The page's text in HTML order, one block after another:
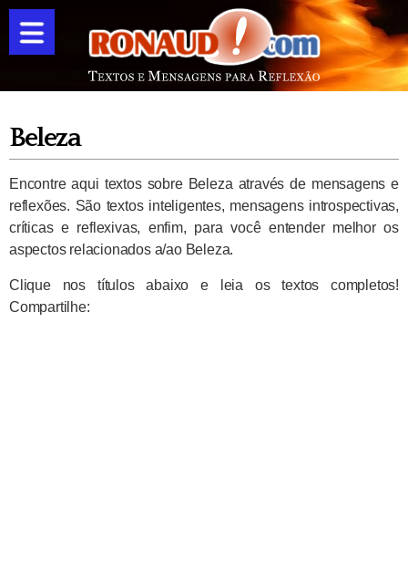
Beleza
Encontre aqui textos sobre Beleza através de mensagens e
reflexões. São textos inteligentes, mensagens introspectivas,
críticas e reflexivas, enfim, para você entender melhor os
aspectos relacionados a/ao Beleza.
Clique nos títulos abaixo e leia os textos completos!
Compartilhe: